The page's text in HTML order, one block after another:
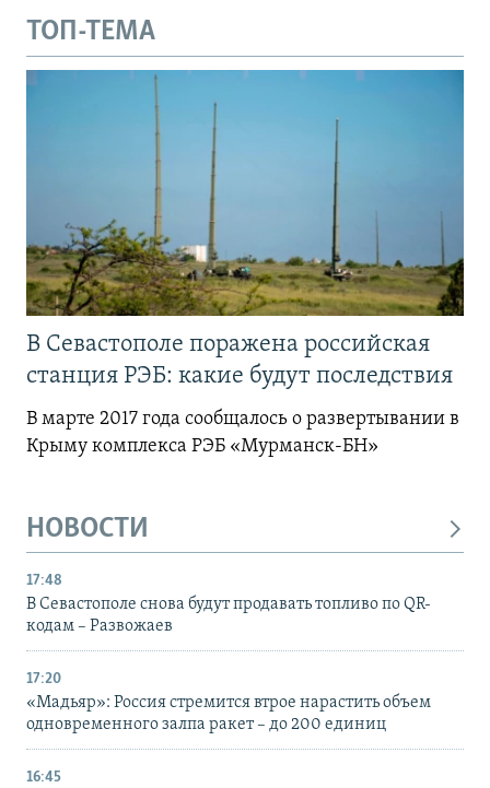
ТОП-ТЕМА
В Севастополе поражена российская
станция РЭБ: какие будут последствия
В марте 2017 года сообщалось о развертывании в
Крыму комплекса РЭБ «Мурманск-БН»
НОВОСТИ
17:48
В Севастополе снова будут продавать топливо по QR-
кодам – Развожаев
17:20
«Мадьяр»: Россия стремится втрое нарастить объем
одновременного залпа ракет – до 200 единиц
16:45